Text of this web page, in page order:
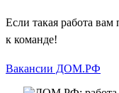
Если такая работа
к команде!
Вакансии ДОМ.РФ